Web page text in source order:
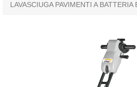
LAVASCIUGA PAVIMENTI A